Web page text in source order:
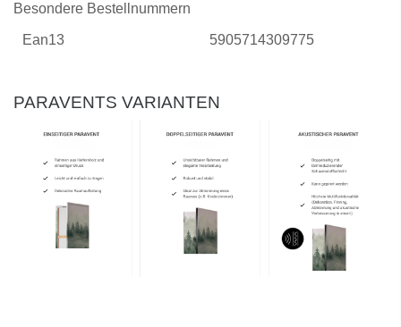
Besondere Bestellnummern
Ean13 5905714309775
PARAVENTS VARIANTEN